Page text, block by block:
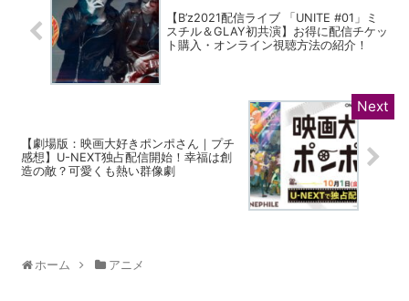
【B’z2021配信ライブ 「UNITE #01」ミ
スチル＆GLAY初共演】お得に配信チケッ
ト購入・オンライン視聴方法の紹介！
【劇場版：映画大好きポンポさん｜プチ
感想】U-NEXT独占配信開始！幸福は創
造の敵？可愛くも熱い群像劇
ホーム アニメ